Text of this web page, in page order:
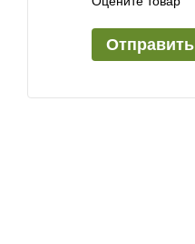
Отправить